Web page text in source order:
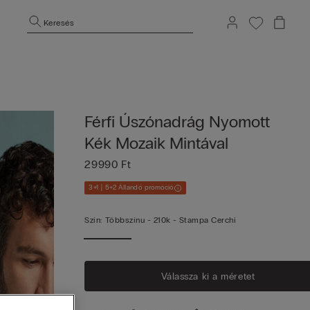
Keresés
Férfi Úszónadrág Nyomott
Kék Mozaik Mintával
29990 Ft
3+1 | 5+2 Állandó promóció
Szín: Többszínu - 210k - Stampa Cerchi
Válassza ki a méretet